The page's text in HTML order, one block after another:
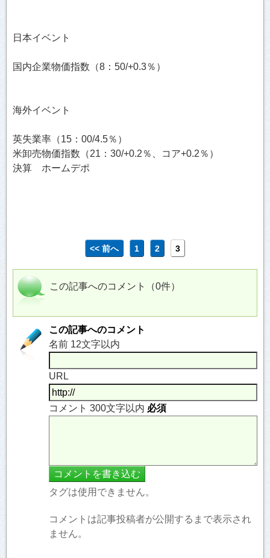
日本イベント
国内企業物価指数（8：50/+0.3％）
海外イベント
英失業率（15：00/4.5％）
米卸売物価指数（21：30/+0.2％、コア+0.2％）
決算 ホームデポ
<< 前へ 1 2 3
この記事へのコメント（0件）
この記事へのコメント
名前 12文字以内
URL
コメント 300文字以内 必須
タグは使用できません。
コメントは記事投稿者が公開するまで表示され
ません。